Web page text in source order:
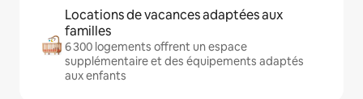
Locations de vacances adaptées aux
familles
6 300 logements offrent un espace
supplémentaire et des équipements adaptés
aux enfants